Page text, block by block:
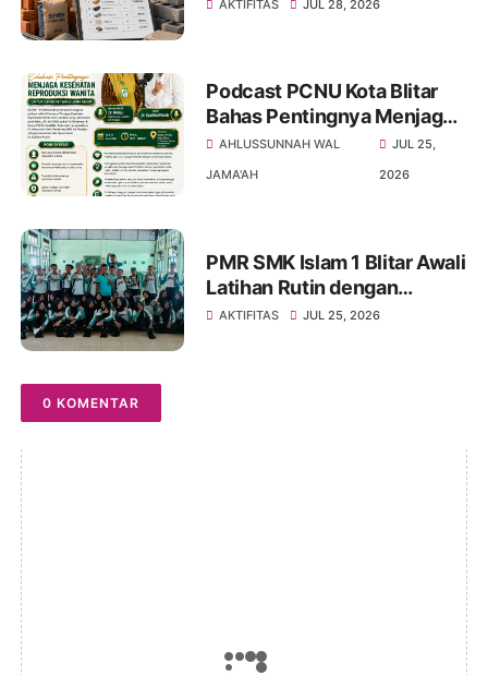
AKTIFITAS JUL 28, 2026
Podcast PCNU Kota Blitar
Bahas Pentingnya Menjaga
Kesehatan Reproduksi
Wanita untuk Generasi yang
AHLUSSUNNAH WAL
JAMA'AH
JUL 25,
2026
PMR SMK Islam 1 Blitar Awali
Latihan Rutin dengan
Pembekalan 7 Prinsip Dasar
AKTIFITAS JUL 25, 2026
0 KOMENTAR